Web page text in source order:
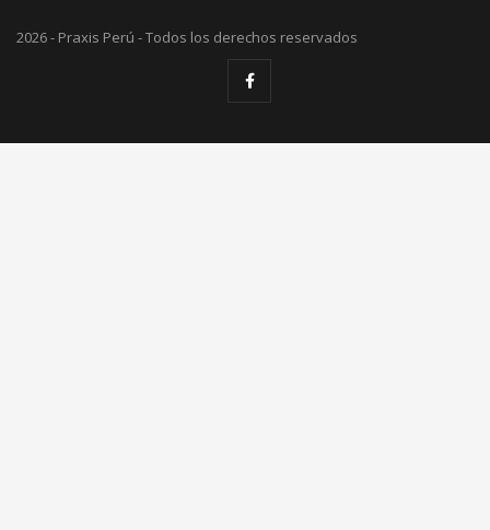
2026 - Praxis Perú - Todos los derechos reservados